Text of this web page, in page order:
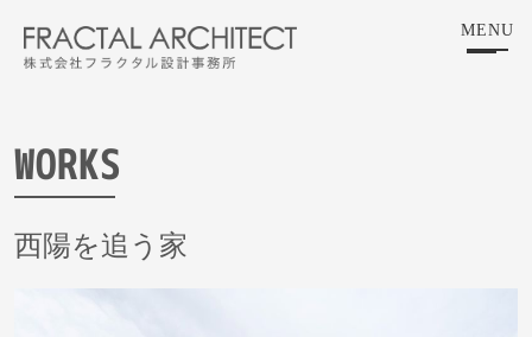
the
MENU
WORKS
西陽を追う家